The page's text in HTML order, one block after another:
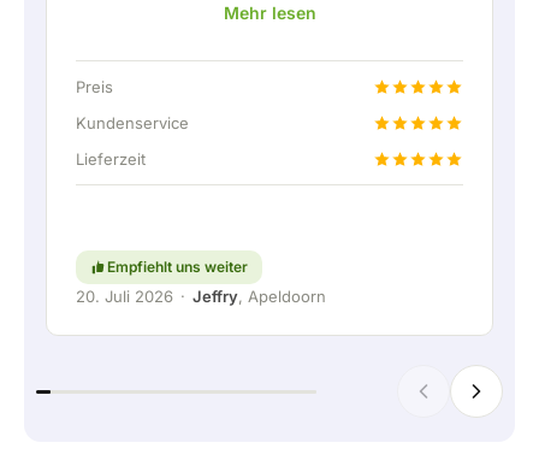
Kunde sehr angenehm. Rico hat mich stets gut
und hat sich prima mit eingebracht. Nach der
Lieferabsprache wurde sogar ein kostenloser
Festanschluss angeboten, um die Heimbatterie
können. Natürlich absolut top. Kurzum: ein sehr
großgeschrieben werden. Weiter so!
Mehr lesen
Preis
Kundenservice
Lieferzeit
Empfiehlt uns weiter
20. Juli 2026 · Jeffry, Apeldoorn